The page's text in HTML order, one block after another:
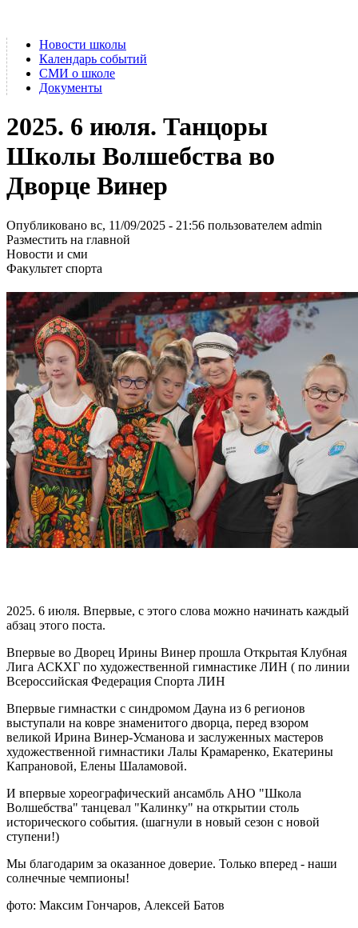
Новости школы
Календарь событий
СМИ о школе
Документы
2025. 6 июля. Танцоры
Школы Волшебства во
Дворце Винер
Опубликовано вс, 11/09/2025 - 21:56 пользователем admin
Разместить на главной
Новости и сми
Факультет спорта
2025. 6 июля. Впервые, с этого слова можно начинать каждый
абзац этого поста.
Впервые во Дворец Ирины Винер прошла Открытая Клубная
Лига АСКХГ по художественной гимнастике ЛИН ( по линии
Всероссийская Федерация Спорта ЛИН
Впервые гимнастки с синдромом Дауна из 6 регионов
выступали на ковре знаменитого дворца, перед взором
великой Ирина Винер-Усманова и заслуженных мастеров
художественной гимнастики Лалы Крамаренко, Екатерины
Капрановой, Елены Шаламовой.
И впервые хореографический ансамбль АНО "Школа
Волшебства" танцевал "Калинку" на открытии столь
исторического события. (шагнули в новый сезон с новой
ступени!)
Мы благодарим за оказанное доверие. Только вперед - наши
солнечные чемпионы!
фото: Максим Гончаров, Алексей Батов